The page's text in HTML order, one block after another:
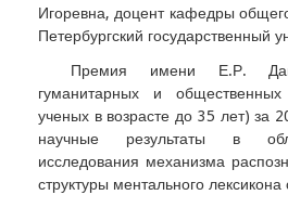
Игоревна, доцент кафедры
Петербургский государственный
Премия имени Е.Р.
гуманитарных и
ученых в возрасте до 35 лет) за
научные результаты в
исследования механизма
структуры ментального